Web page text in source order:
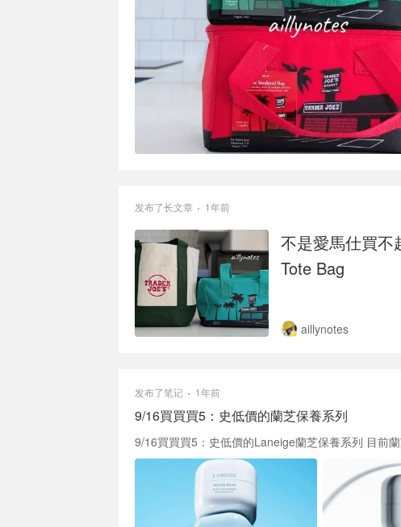
发布了长文章 1年前
不是愛馬仕買不
Tote Bag
aillynotes
发布了笔记 1年前
9/16買買買5：史低價的蘭芝保養系列